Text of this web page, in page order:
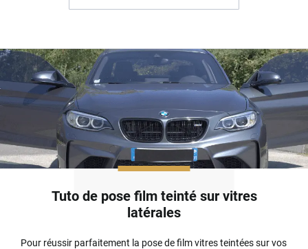
Tuto de pose film teinté sur vitres
latérales
Pour réussir parfaitement la pose de film vitres teintées sur vos